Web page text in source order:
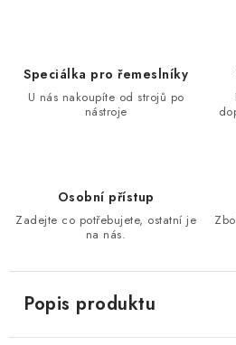
Moje objednávka
Speciálka pro řemeslníky
U nás nakoupíte od strojů po
nástroje
Osobní přístup
Zadejte co potřebujete, ostatní je
na nás.
Popis produktu